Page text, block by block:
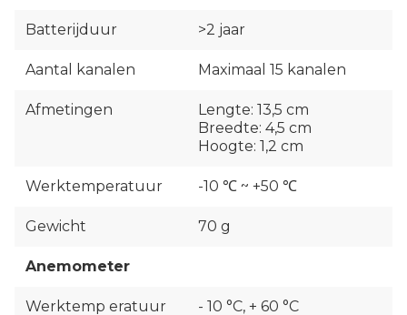
Batterijduur >2 jaar
Aantal kanalen Maximaal 15 kanalen
Afmetingen
Lengte: 13,5 cm
Breedte: 4,5 cm
Hoogte: 1,2 cm
Werktemperatuur -10 ℃ ~ +50 ℃
Gewicht 70 g
Anemometer
Werktemp eratuur - 10 °C, + 60 °C